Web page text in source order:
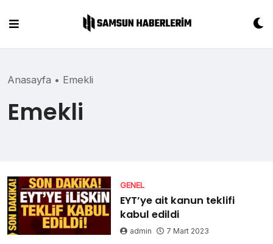
content
Anasayfa • Emekli
Emekli
GENEL
EYT’ye ait kanun teklifi
kabul edildi
admin 7 Mart 2023